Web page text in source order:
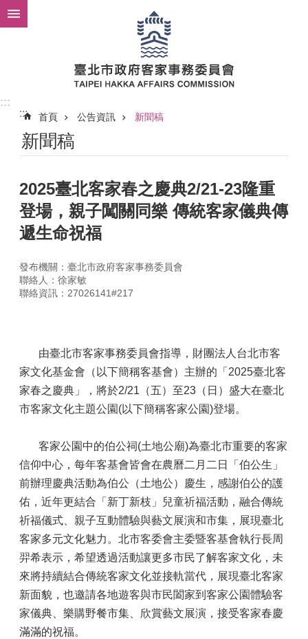
跳到主要內容區塊
:::
:::
首頁 公告資訊 新聞稿
新聞稿
2025臺北客家春之慶典2/21-23隆重
登場，親子闖關同樂 傳統客家儀典傳
遞生命祝福
發布機關：臺北市政府客家事務委員會
聯絡人：徐家敏
聯絡資訊：27026141#217
由臺北市客家事務委員會指導，財團法人台北市客
家文化基金會（以下簡稱客基會）主辦的「2025臺北客
家春之慶典」，將於2/21（五）至23（日）盛大在臺北
市客家文化主題公園(以下簡稱客家公園)登場。
客家公園中的伯公祠(土地公廟)為臺北市重要的客家
信仰中心，每年客基會皆會在農曆二月二日「伯公生」
前辦理慶典活動為伯公（土地公）慶生，感謝伯公的護
佑，近年更結合「新丁新枝」兒童祈福活動，融合傳統
祈福儀式、親子互動體驗與藝文展演和市集，展現臺北
客家多元文化魅力。北市客委會主委暨客基會執行長周
羿希表示，希望透過活動讓更多市民了解客家文化，未
來將持續結合傳統客家文化並接軌當代，展現臺北客家
新面貌，也邀請各地遊客與市民闔家到客家公園體驗客
家儀典、樂購野餐市集、欣賞藝文展演，接受客家春慶
滿滿的祝福。